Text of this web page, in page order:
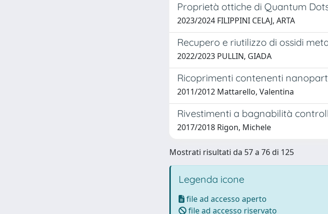
Proprietà ottiche di Quantum
2023/2024 FILIPPINI CELAJ, ARTA
Recupero e riutilizzo di ossidi
2022/2023 PULLIN, GIADA
Ricoprimenti contenenti
2011/2012 Mattarello, Valentina
Rivestimenti a bagnabilità
2017/2018 Rigon, Michele
Mostrati risultati da 57 a 76 di 125
Legenda icone
file ad accesso aperto
file ad accesso riservato